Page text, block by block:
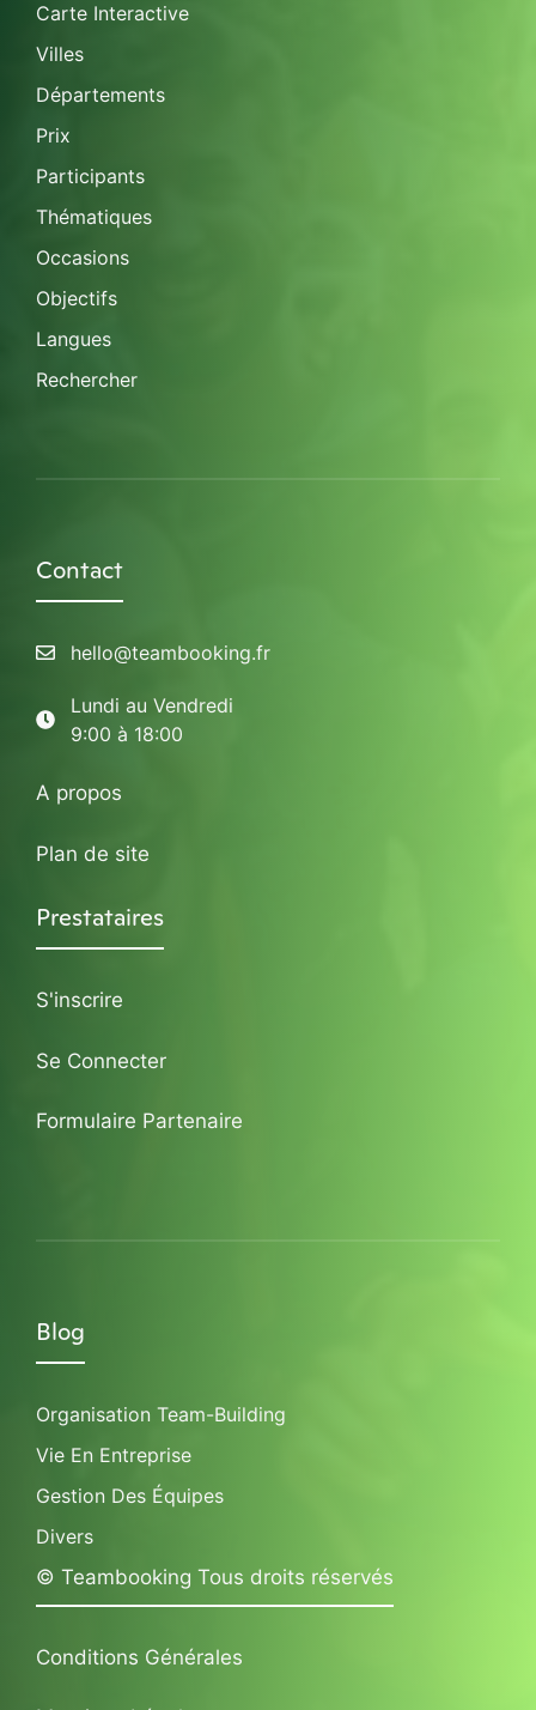
Carte Interactive
Villes
Départements
Prix
Participants
Thématiques
Occasions
Objectifs
Langues
Rechercher
Contact
hello@teambooking.fr
Lundi au Vendredi
9:00 à 18:00
A propos
Plan de site
Prestataires
S'inscrire
Se Connecter
Formulaire Partenaire
Blog
Organisation Team-Building
Vie En Entreprise
Gestion Des Équipes
Divers
© Teambooking Tous droits réservés
Conditions Générales